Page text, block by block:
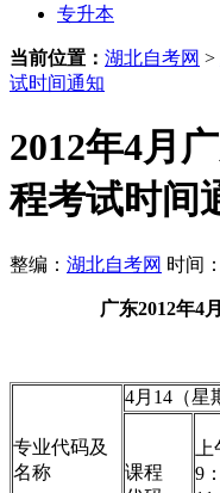
专升本
当前位置： 湖北自考网 >
试时间通知
2012年4月
程考试时间
整编： 湖北自考网 时间
广东2012年4
专业代码及
名称
4月14（
课程
9